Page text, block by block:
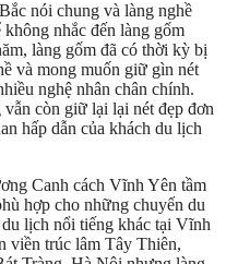
nói chung và làng nghề
nhắc đến làng gốm
làng gốm đã có thời kỳ bị
và mong muốn giữ gìn nét
nghệ nhân chân chính.
còn giữ lại lại nét đẹp đơn
hấp dẫn của khách du lịch
Canh cách Vĩnh Yên tầm
hợp cho những chuyến du
lịch nổi tiếng khác tại Vĩnh
viền trúc lâm Tây Thiên,